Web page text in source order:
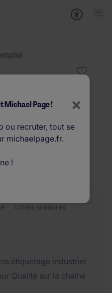
Qualité
Offres similaires
étiquetage industriel
Qualité sur la chaîne
×
Michael Page !
ou recruter, tout se
michaelpage.fr.
!